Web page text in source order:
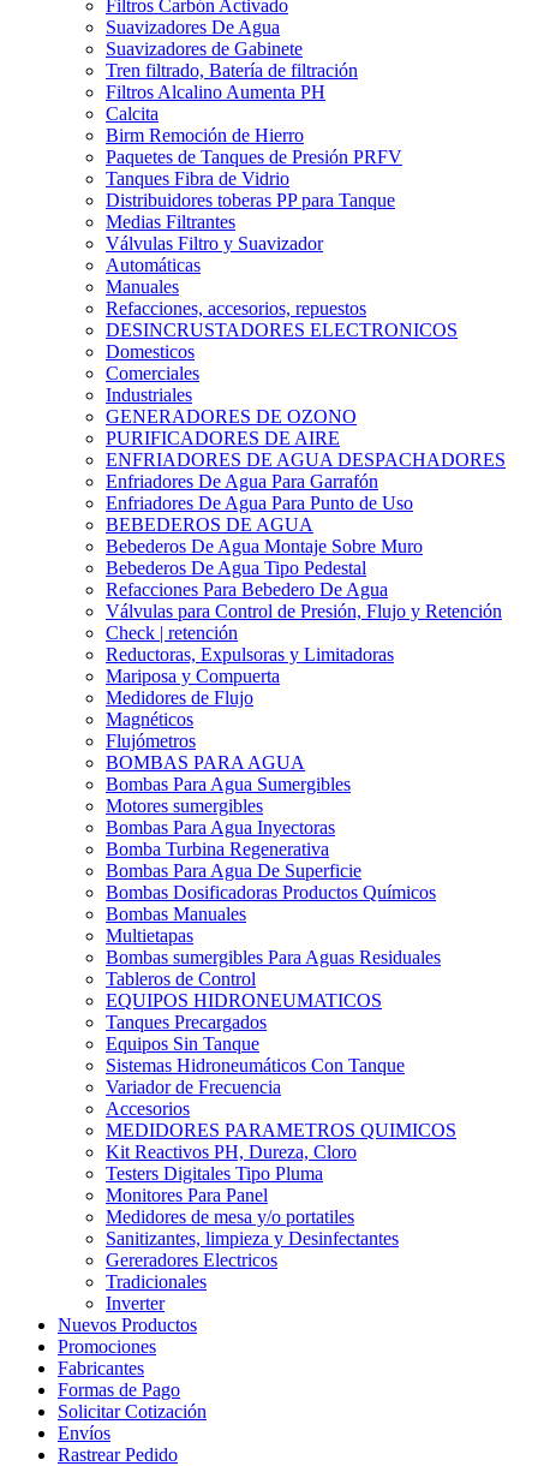
Filtros Carbón Activado
Suavizadores De Agua
Suavizadores de Gabinete
Tren filtrado, Batería de filtración
Filtros Alcalino Aumenta PH
Calcita
Birm Remoción de Hierro
Paquetes de Tanques de Presión PRFV
Tanques Fibra de Vidrio
Distribuidores toberas PP para Tanque
Medias Filtrantes
Válvulas Filtro y Suavizador
Automáticas
Manuales
Refacciones, accesorios, repuestos
DESINCRUSTADORES ELECTRONICOS
Domesticos
Comerciales
Industriales
GENERADORES DE OZONO
PURIFICADORES DE AIRE
ENFRIADORES DE AGUA DESPACHADORES
Enfriadores De Agua Para Garrafón
Enfriadores De Agua Para Punto de Uso
BEBEDEROS DE AGUA
Bebederos De Agua Montaje Sobre Muro
Bebederos De Agua Tipo Pedestal
Refacciones Para Bebedero De Agua
Válvulas para Control de Presión, Flujo y Retención
Check | retención
Reductoras, Expulsoras y Limitadoras
Mariposa y Compuerta
Medidores de Flujo
Magnéticos
Flujómetros
BOMBAS PARA AGUA
Bombas Para Agua Sumergibles
Motores sumergibles
Bombas Para Agua Inyectoras
Bomba Turbina Regenerativa
Bombas Para Agua De Superficie
Bombas Dosificadoras Productos Químicos
Bombas Manuales
Multietapas
Bombas sumergibles Para Aguas Residuales
Tableros de Control
EQUIPOS HIDRONEUMATICOS
Tanques Precargados
Equipos Sin Tanque
Sistemas Hidroneumáticos Con Tanque
Variador de Frecuencia
Accesorios
MEDIDORES PARAMETROS QUIMICOS
Kit Reactivos PH, Dureza, Cloro
Testers Digitales Tipo Pluma
Monitores Para Panel
Medidores de mesa y/o portatiles
Sanitizantes, limpieza y Desinfectantes
Gereradores Electricos
Tradicionales
Inverter
Nuevos Productos
Promociones
Fabricantes
Formas de Pago
Solicitar Cotización
Envíos
Rastrear Pedido